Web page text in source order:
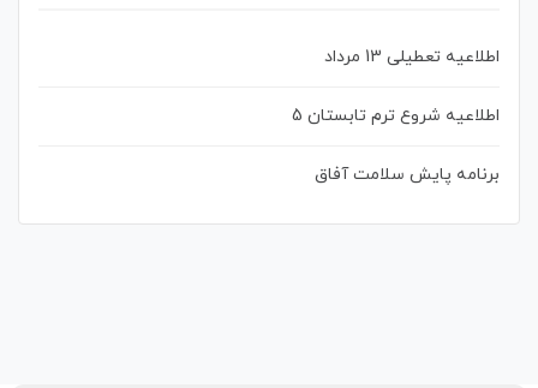
اطلاعیه تعطیلی 13 مرداد
اطلاعیه شروع ترم تابستان 5
برنامه پایش سلامت آفاق